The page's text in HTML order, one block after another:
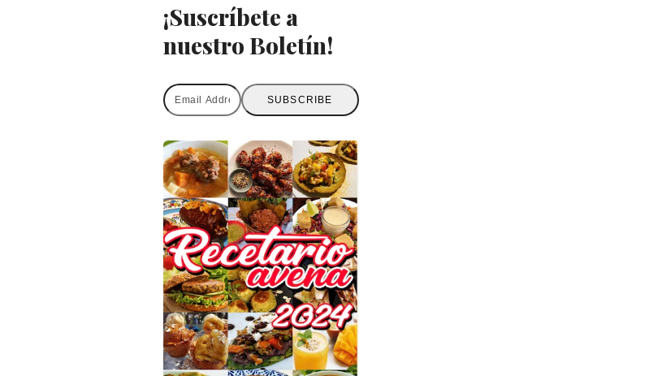
¡Suscríbete a
nuestro Boletín!
Email
Address
SUBSCRIBE